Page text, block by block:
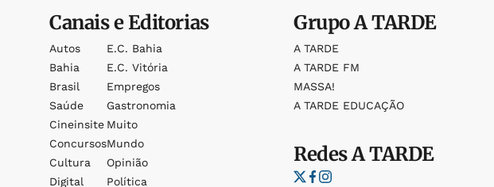
Canais e Editorias
Autos
Bahia
Brasil
Saúde
Cineinsite
Concursos
Cultura
Digital
E.c. Bahia
E.c. Vitória
Empregos
Gastronomia
Muito
Mundo
Opinião
Política
GrupoA TARDE
A TARDE
A TARDE FM
MASSA!
A TARDE EDUCAÇÃO
RedesA TARDE